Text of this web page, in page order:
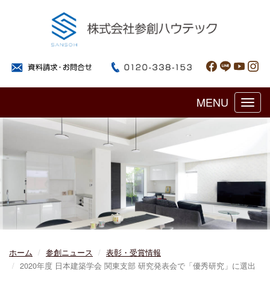
MENU
ホーム 参創ニュース
表彰・受賞情報
2020年度 日本建築学会 関東支部 研究発表会で「優秀研究」に選出